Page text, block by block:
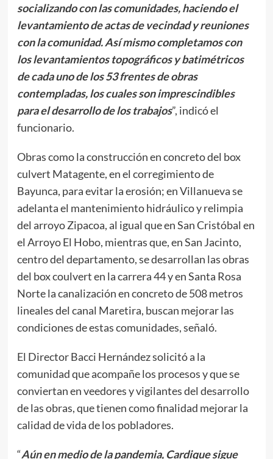
socializando con las comunidades, haciendo el
levantamiento de actas de vecindad y reuniones
con la comunidad. Así mismo completamos con
los levantamientos topográficos y batimétricos
de cada uno de los 53 frentes de obras
contempladas, los cuales son imprescindibles
para el desarrollo de los trabajos”, indicó el
funcionario.
Obras como la construcción en concreto del box
culvert Matagente, en el corregimiento de
Bayunca, para evitar la erosión; en Villanueva se
adelanta el mantenimiento hidráulico y relimpia
del arroyo Zipacoa, al igual que en San Cristóbal en
el Arroyo El Hobo, mientras que, en San Jacinto,
centro del departamento, se desarrollan las obras
del box coulvert en la carrera 44 y en Santa Rosa
Norte la canalización en concreto de 508 metros
lineales del canal Maretira, buscan mejorar las
condiciones de estas comunidades, señaló.
El Director Bacci Hernández solicitó a la
comunidad que acompañe los procesos y que se
conviertan en veedores y vigilantes del desarrollo
de las obras, que tienen como finalidad mejorar la
calidad de vida de los pobladores.
“Aún en medio de la pandemia, Cardique sigue